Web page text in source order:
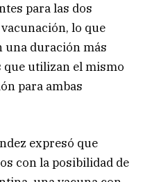
para las dos
lo que
duración más
que utilizan el mismo
para ambas
expresó que
con la posibilidad de